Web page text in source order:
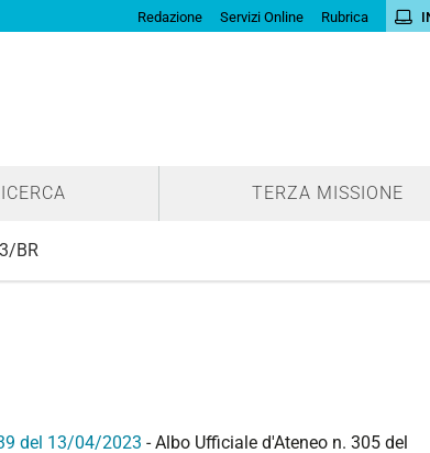
Redazione Servizi Online Rubrica
TERZA MISSIONE
BR
del 13/04/2023 - Albo Ufficiale d'Ateneo n. 305 del